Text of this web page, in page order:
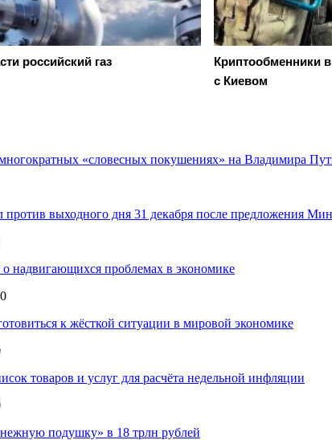
российский газ
Криптообменники
с Киевом
«словесных покушениях» на Владимира
выходного дня 31 декабря после предложения
надвигающихся проблемах в экономике
к жёсткой ситуации в мировой экономике
товаров и услуг для расчёта недельной инфляции
подушку» в 18 трлн рублей